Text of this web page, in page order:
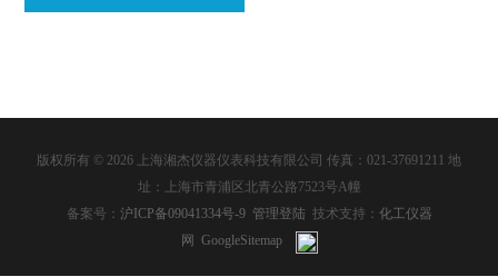
版权所有 © 2026 上海湘杰仪器仪表科技有限公司 传真：021-37691211 地
址：上海市青浦区北青公路7523号A幢
备案号： 沪ICP备09041334号-9 管理登陆 技术支持： 化工仪器
网 GoogleSitemap